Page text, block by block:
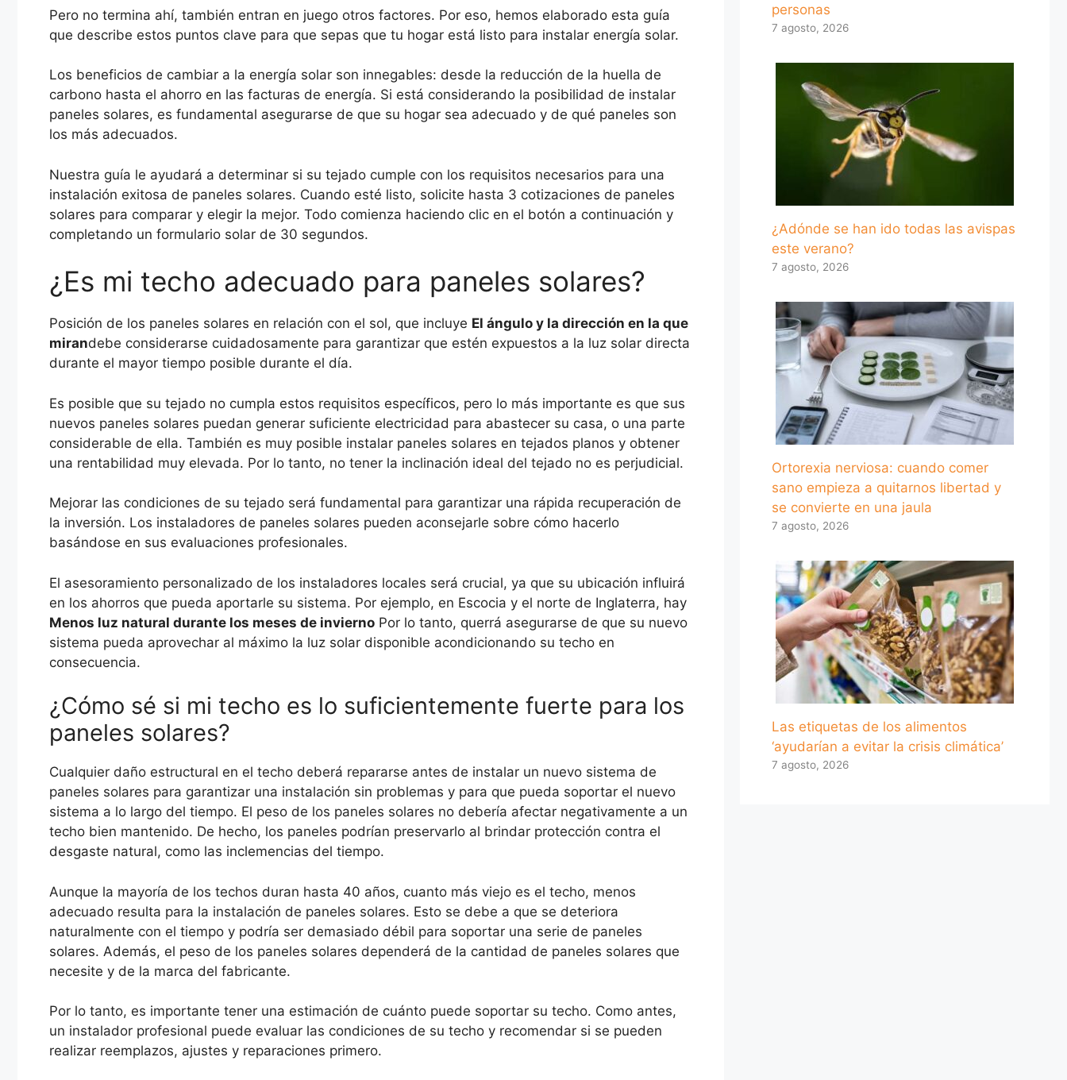
Pero no termina ahí, también entran en juego otros factores. Por eso, hemos elaborado esta guía
que describe estos puntos clave para que sepas que tu hogar está listo para instalar energía solar.
Los beneficios de cambiar a la energía solar son innegables: desde la reducción de la huella de
carbono hasta el ahorro en las facturas de energía. Si está considerando la posibilidad de instalar
paneles solares, es fundamental asegurarse de que su hogar sea adecuado y de qué paneles son
los más adecuados.
Nuestra guía le ayudará a determinar si su tejado cumple con los requisitos necesarios para una
instalación exitosa de paneles solares. Cuando esté listo, solicite hasta 3 cotizaciones de paneles
solares para comparar y elegir la mejor. Todo comienza haciendo clic en el botón a continuación y
completando un formulario solar de 30 segundos.
¿Es mi techo adecuado para paneles solares?
Posición de los paneles solares en relación con el sol, que incluye El ángulo y la dirección en la que
mirandebe considerarse cuidadosamente para garantizar que estén expuestos a la luz solar directa
durante el mayor tiempo posible durante el día.
Es posible que su tejado no cumpla estos requisitos específicos, pero lo más importante es que sus
nuevos paneles solares puedan generar suficiente electricidad para abastecer su casa, o una parte
considerable de ella. También es muy posible instalar paneles solares en tejados planos y obtener
una rentabilidad muy elevada. Por lo tanto, no tener la inclinación ideal del tejado no es perjudicial.
Mejorar las condiciones de su tejado será fundamental para garantizar una rápida recuperación de
la inversión. Los instaladores de paneles solares pueden aconsejarle sobre cómo hacerlo
basándose en sus evaluaciones profesionales.
El asesoramiento personalizado de los instaladores locales será crucial, ya que su ubicación influirá
en los ahorros que pueda aportarle su sistema. Por ejemplo, en Escocia y el norte de Inglaterra, hay
Menos luz natural durante los meses de invierno Por lo tanto, querrá asegurarse de que su nuevo
sistema pueda aprovechar al máximo la luz solar disponible acondicionando su techo en
consecuencia.
¿Cómo sé si mi techo es lo suficientemente fuerte para los
paneles solares?
Cualquier daño estructural en el techo deberá repararse antes de instalar un nuevo sistema de
paneles solares para garantizar una instalación sin problemas y para que pueda soportar el nuevo
sistema a lo largo del tiempo. El peso de los paneles solares no debería afectar negativamente a un
techo bien mantenido. De hecho, los paneles podrían preservarlo al brindar protección contra el
desgaste natural, como las inclemencias del tiempo.
Aunque la mayoría de los techos duran hasta 40 años, cuanto más viejo es el techo, menos
adecuado resulta para la instalación de paneles solares. Esto se debe a que se deteriora
naturalmente con el tiempo y podría ser demasiado débil para soportar una serie de paneles
solares. Además, el peso de los paneles solares dependerá de la cantidad de paneles solares que
necesite y de la marca del fabricante.
Por lo tanto, es importante tener una estimación de cuánto puede soportar su techo. Como antes,
un instalador profesional puede evaluar las condiciones de su techo y recomendar si se pueden
realizar reemplazos, ajustes y reparaciones primero.
personas
7 agosto, 2026
¿Adónde se han ido todas las avispas
este verano?
7 agosto, 2026
Ortorexia nerviosa: cuando comer
sano empieza a quitarnos libertad y
se convierte en una jaula
7 agosto, 2026
Las etiquetas de los alimentos
‘ayudarían a evitar la crisis climática’
7 agosto, 2026